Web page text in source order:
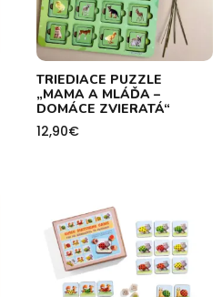
TRIEDIACE PUZZLE
„MAMA A MLÁĎA –
DOMÁCE ZVIERATÁ“
12,90€